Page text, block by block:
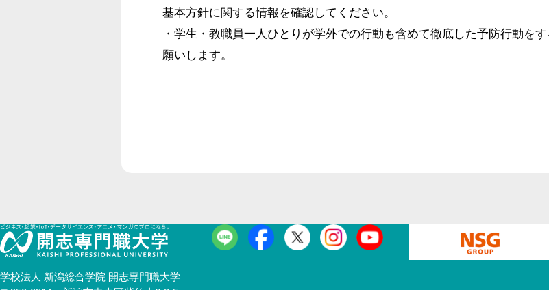
基本方針に関する情報を確認してください。
・学生・教職員一人ひとりが学外での行動も含めて徹底した予防行動を
願いします。
学校法人 新潟総合学院 開志専門職大学